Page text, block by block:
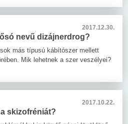
2017.12.30.
nevű dizájnerdrog?
más típusú kábítószer mellett
Mik lehetnek a szer veszélyei?
2017.10.22.
skizofréniát?